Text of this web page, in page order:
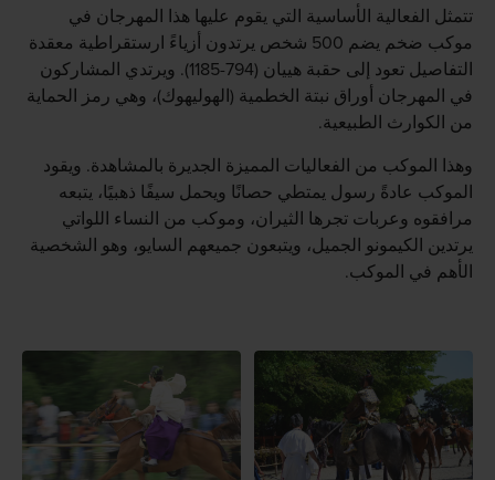
تتمثل الفعالية الأساسية التي يقوم عليها هذا المهرجان في
موكب ضخم يضم 500 شخص يرتدون أزياءً ارستقراطية معقدة
التفاصيل تعود إلى حقبة هييان (794-1185). ويرتدي المشاركون
في المهرجان أوراق نبتة الخطمية (الهوليهوك)، وهي رمز الحماية
من الكوارث الطبيعية.
وهذا الموكب من الفعاليات المميزة الجديرة بالمشاهدة. ويقود
الموكب عادةً رسول يمتطي حصانًا ويحمل سيفًا ذهبيًا، يتبعه
مرافقوه وعربات تجرها الثيران، وموكب من النساء اللواتي
يرتدين الكيمونو الجميل، ويتبعون جميعهم السايو، وهو الشخصية
الأهم في الموكب.